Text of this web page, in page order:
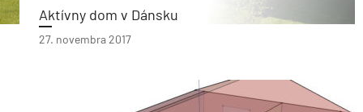
Aktívny dom v Dánsku
27. novembra 2017